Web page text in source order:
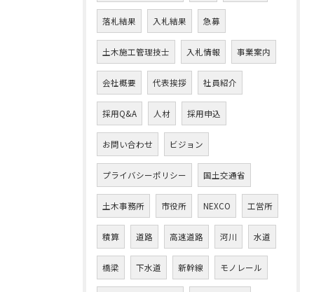
落札結果 入札結果 急募
土木施工管理技士 入札情報 事業案内
会社概要 代表挨拶 社員紹介
採用Q&A 人材 採用申込
お問い合わせ ビジョン
プライバシーポリシー 国土交通省
土木事務所 市役所 NEXCO 工営所
積算 道路 高速道路 河川 水道
橋梁 下水道 新幹線 モノレール